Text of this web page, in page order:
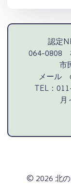
認定
064-0808
市
メール
TEL：
月
© 2026 北